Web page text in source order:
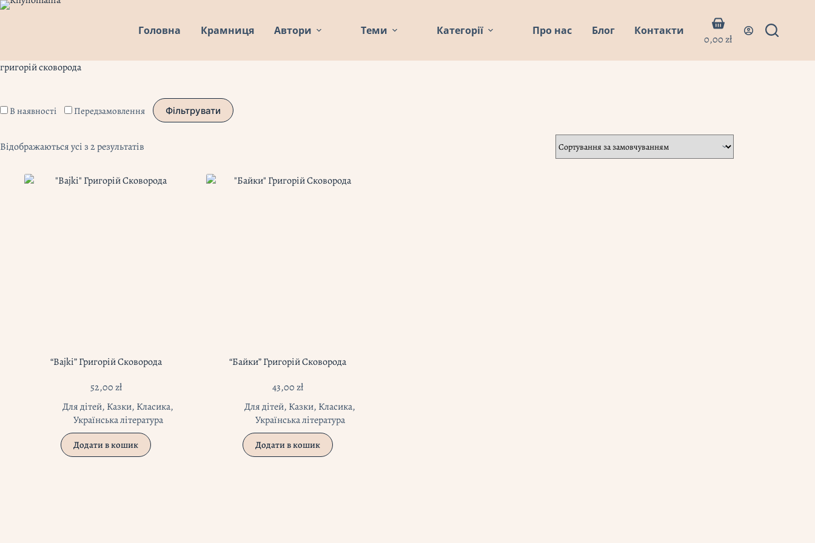
Перейти
Головна Крамниця Автори Теми Категорії Про нас Блог Контакти
Кошик
0,00zł
григорій сковорода
В наявності Передзамовлення Фільтрувати
Відображаються усі з 2 результатів
“Bajki” Григорій Сковорода
52,00zł
Для дітей, Казки, Класика,
Українська література
Додати в кошик
“Байки” Григорій Сковорода
43,00zł
Для дітей, Казки, Класика,
Українська література
Додати в кошик